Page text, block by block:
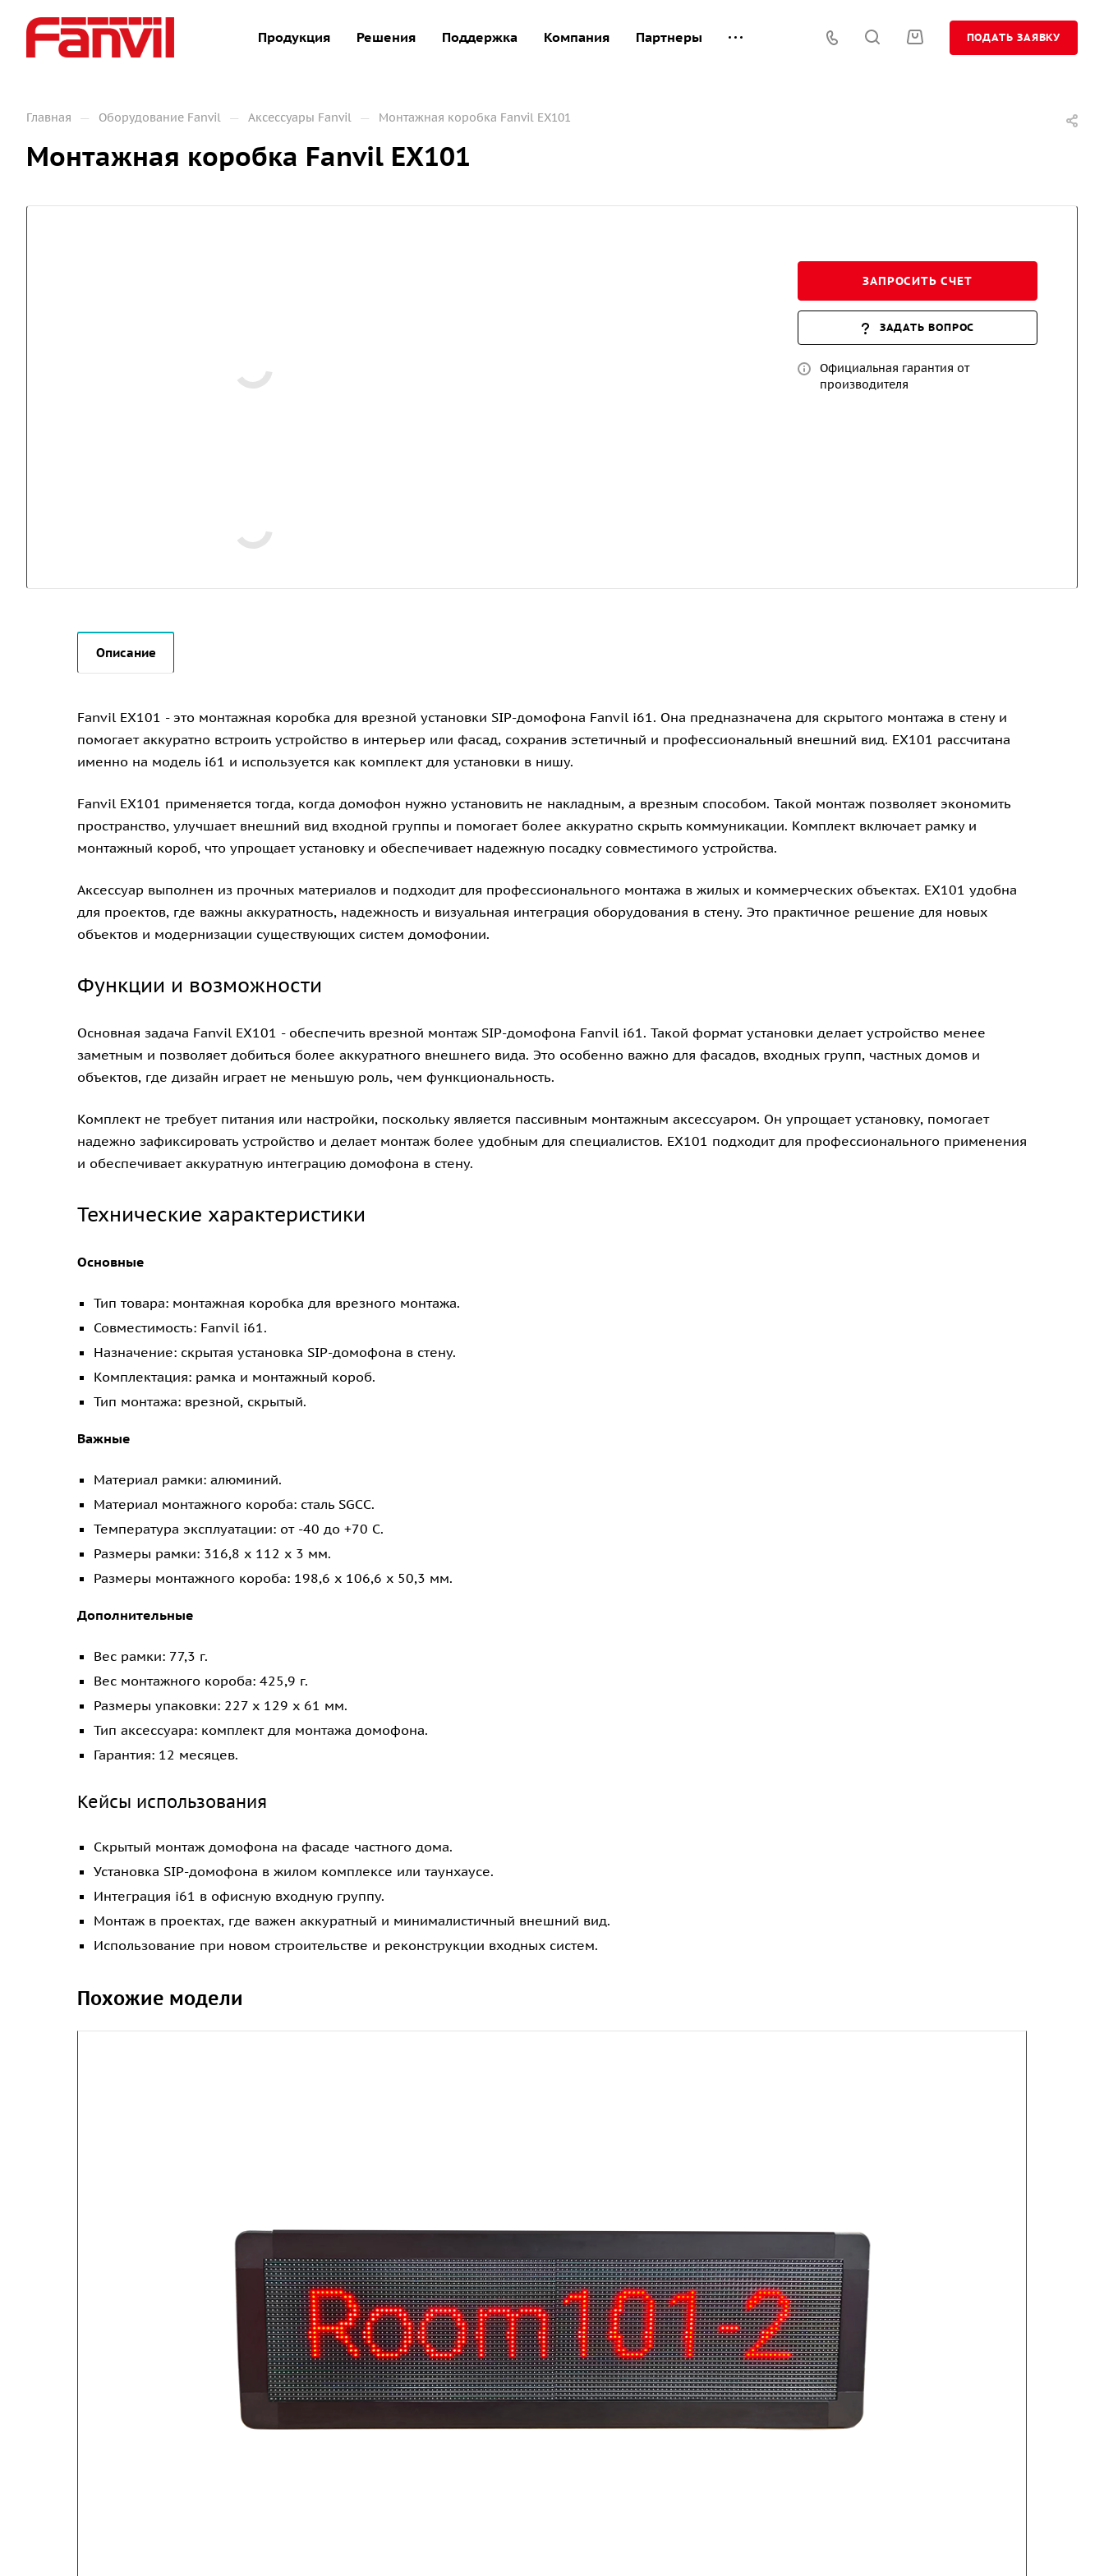
Продукция Решения Поддержка Компания Партнеры ПОДАТЬ ЗАЯВКУ
Главная — Оборудование Fanvil — Аксессуары Fanvil — Монтажная коробка Fanvil EX101
Монтажная коробка Fanvil EX101
ЗАПРОСИТЬ СЧЕТ
ЗАДАТЬ ВОПРОС
Официальная гарантия от
производителя
Описание
Fanvil EX101 - это монтажная коробка для врезной установки SIP-домофона Fanvil i61. Она предназначена для скрытого монтажа в стену и
помогает аккуратно встроить устройство в интерьер или фасад, сохранив эстетичный и профессиональный внешний вид. EX101 рассчитана
именно на модель i61 и используется как комплект для установки в нишу.
Fanvil EX101 применяется тогда, когда домофон нужно установить не накладным, а врезным способом. Такой монтаж позволяет экономить
пространство, улучшает внешний вид входной группы и помогает более аккуратно скрыть коммуникации. Комплект включает рамку и
монтажный короб, что упрощает установку и обеспечивает надежную посадку совместимого устройства.
Аксессуар выполнен из прочных материалов и подходит для профессионального монтажа в жилых и коммерческих объектах. EX101 удобна
для проектов, где важны аккуратность, надежность и визуальная интеграция оборудования в стену. Это практичное решение для новых
объектов и модернизации существующих систем домофонии.
Функции и возможности
Основная задача Fanvil EX101 - обеспечить врезной монтаж SIP-домофона Fanvil i61. Такой формат установки делает устройство менее
заметным и позволяет добиться более аккуратного внешнего вида. Это особенно важно для фасадов, входных групп, частных домов и
объектов, где дизайн играет не меньшую роль, чем функциональность.
Комплект не требует питания или настройки, поскольку является пассивным монтажным аксессуаром. Он упрощает установку, помогает
надежно зафиксировать устройство и делает монтаж более удобным для специалистов. EX101 подходит для профессионального применения
и обеспечивает аккуратную интеграцию домофона в стену.
Технические характеристики
Основные
Тип товара: монтажная коробка для врезного монтажа.
Совместимость: Fanvil i61.
Назначение: скрытая установка SIP-домофона в стену.
Комплектация: рамка и монтажный короб.
Тип монтажа: врезной, скрытый.
Важные
Материал рамки: алюминий.
Материал монтажного короба: сталь SGCC.
Температура эксплуатации: от -40 до +70 C.
Размеры рамки: 316,8 x 112 x 3 мм.
Размеры монтажного короба: 198,6 x 106,6 x 50,3 мм.
Дополнительные
Вес рамки: 77,3 г.
Вес монтажного короба: 425,9 г.
Размеры упаковки: 227 x 129 x 61 мм.
Тип аксессуара: комплект для монтажа домофона.
Гарантия: 12 месяцев.
Кейсы использования
Скрытый монтаж домофона на фасаде частного дома.
Установка SIP-домофона в жилом комплексе или таунхаусе.
Интеграция i61 в офисную входную группу.
Монтаж в проектах, где важен аккуратный и минималистичный внешний вид.
Использование при новом строительстве и реконструкции входных систем.
Похожие модели